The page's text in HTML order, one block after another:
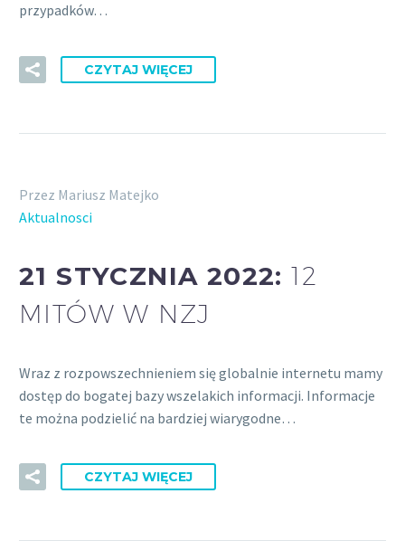
przypadków…
CZYTAJ WIĘCEJ
Przez Mariusz Matejko
Aktualnosci
21 STYCZNIA 2022:12
MITÓW W NZJ
Wraz z rozpowszechnieniem się globalnie internetu mamy
dostęp do bogatej bazy wszelakich informacji. Informacje
te można podzielić na bardziej wiarygodne…
CZYTAJ WIĘCEJ